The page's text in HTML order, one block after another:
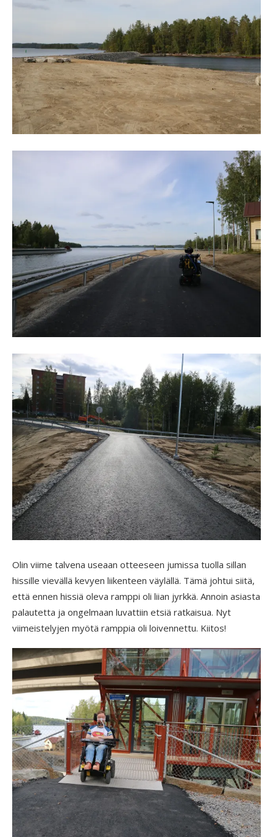
Olin viime talvena useaan otteeseen jumissa tuolla sillan
hissille vievällä kevyen liikenteen väylällä. Tämä johtui siitä,
että ennen hissiä oleva ramppi oli liian jyrkkä. Annoin asiasta
palautetta ja ongelmaan luvattiin etsiä ratkaisua. Nyt
viimeistelyjen myötä ramppia oli loivennettu. Kiitos!